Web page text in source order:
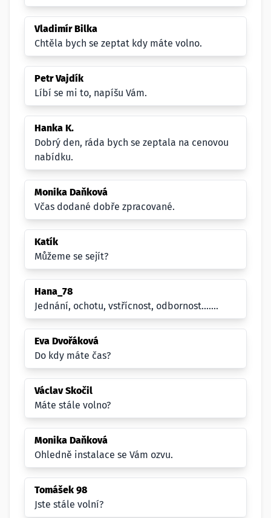
Vladimír Bilka
Chtěla bych se zeptat kdy máte volno.
Petr Vajdík
Líbí se mi to, napíšu Vám.
Hanka K.
Dobrý den, ráda bych se zeptala na cenovou
nabídku.
Monika Daňková
Včas dodané dobře zpracované.
Katík
Můžeme se sejít?
Hana_78
Jednání, ochotu, vstřícnost, odbornost.......
Eva Dvořáková
Do kdy máte čas?
Václav Skočil
Máte stále volno?
Monika Daňková
Ohledně instalace se Vám ozvu.
Tomášek 98
Jste stále volní?